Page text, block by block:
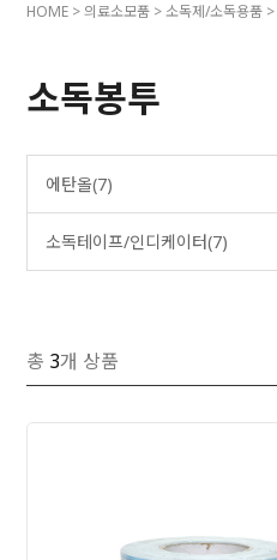
HOME >의료소모품 >소독제/소독용품 >
소독봉투
에탄올(7)
소독테이프/인디케이터(7)
총 3개 상품